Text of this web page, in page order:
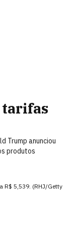
tarifas
Trump anunciou
produtos
R$ 5,539. (RHJ/Getty